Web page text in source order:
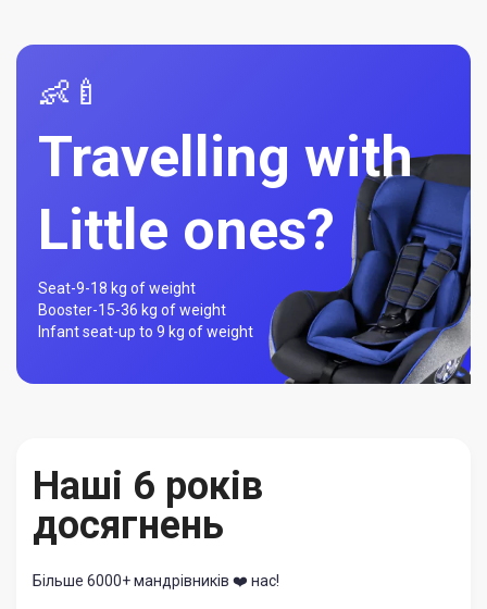
👶🍼
Travelling with
Little ones?
Seat-9-18 kg of weight
Booster-15-36 kg of weight
Infant seat-up to 9 kg of weight
Наші 6 років
досягнень
Більше 6000+ мандрівників ❤️ нас!